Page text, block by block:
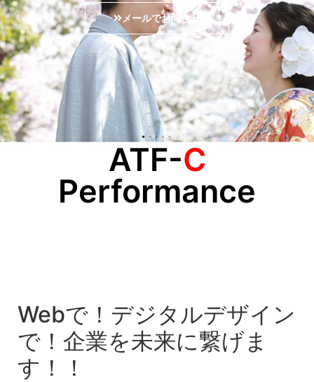
メールでお問合せ
ATF-C
Performance
Webで！デジタルデザイン
で！企業を未来に繋げま
す！！